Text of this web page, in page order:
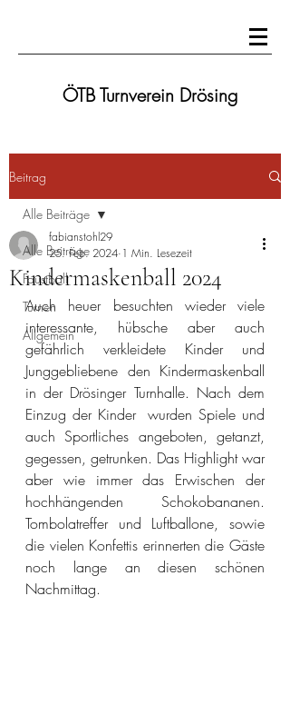
ÖTB Turnverein Drösing
Beitrag
Alle Beiträge
Faustball
Turnen
Allgemein
Alle Beiträge
Kindermaskenball 2024
fabianstohl29
25. Feb. 2024 1 Min. Lesezeit
Auch heuer besuchten wieder viele
interessante, hübsche aber auch
gefährlich verkleidete Kinder und
Junggebliebene den Kindermaskenball
in der Drösinger Turnhalle. Nach dem
Einzug der Kinder  wurden Spiele und
auch Sportliches angeboten, getanzt,
gegessen, getrunken. Das Highlight war
aber wie immer das Erwischen der
hochhängenden Schokobananen.
Tombolatreffer und Luftballone, sowie
die vielen Konfettis erinnerten die Gäste
noch lange an diesen schönen
Nachmittag.